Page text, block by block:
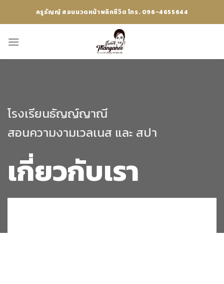
ครูธัญญ์ สอนนวดหน้าพลิกชีวิต โทร. 096-4655644
โรงเรียนธัญญ์ญาณี
สอนความงามเวลเนส และ สปา
เกี่ยวกับเรา